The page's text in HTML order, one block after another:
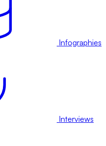
Infographies
Interviews